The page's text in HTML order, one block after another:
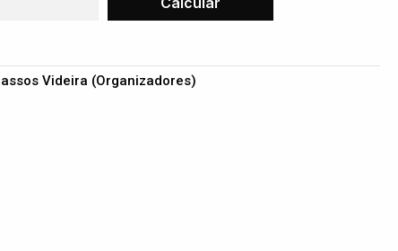
Videira (Organizadores)